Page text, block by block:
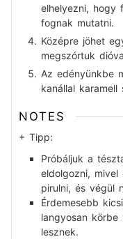
elhelyezni, hogy
fognak mutatni.
Középre jöhet
megszórtuk
Az edényünkbe
kanállal
NOTES
+ Tipp:
Próbáljuk a
eldolgozni,
pirulni, és végül
Érdemesebb
langyosan
lesznek.